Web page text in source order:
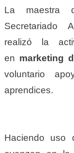
La maestra
Secretariado
realizó la
en marketing
voluntario
aprendices.
Haciendo uso